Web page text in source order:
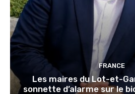
FRANCE
Les maires du Lot-et-
sonnette d’alarme sur le